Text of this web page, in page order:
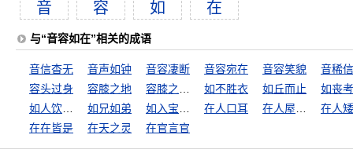
音 容 如 在
与“音容如在”相关的成语
音信杳无 音声如钟 音容凄断 音容宛在 音容笑貌
音稀
容头过身
容膝之地 如不胜衣 如丘而止
如丧
如兄如弟 在人口耳
在在皆是
在天之灵 在官言官